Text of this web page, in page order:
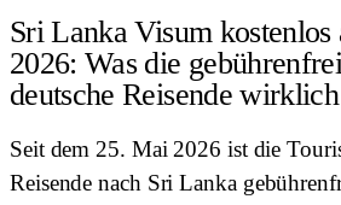
Sri Lanka Visum
2026: Was die
deutsche Reisende
Seit dem 25. Mai 2026 ist die
Reisende nach Sri Lanka